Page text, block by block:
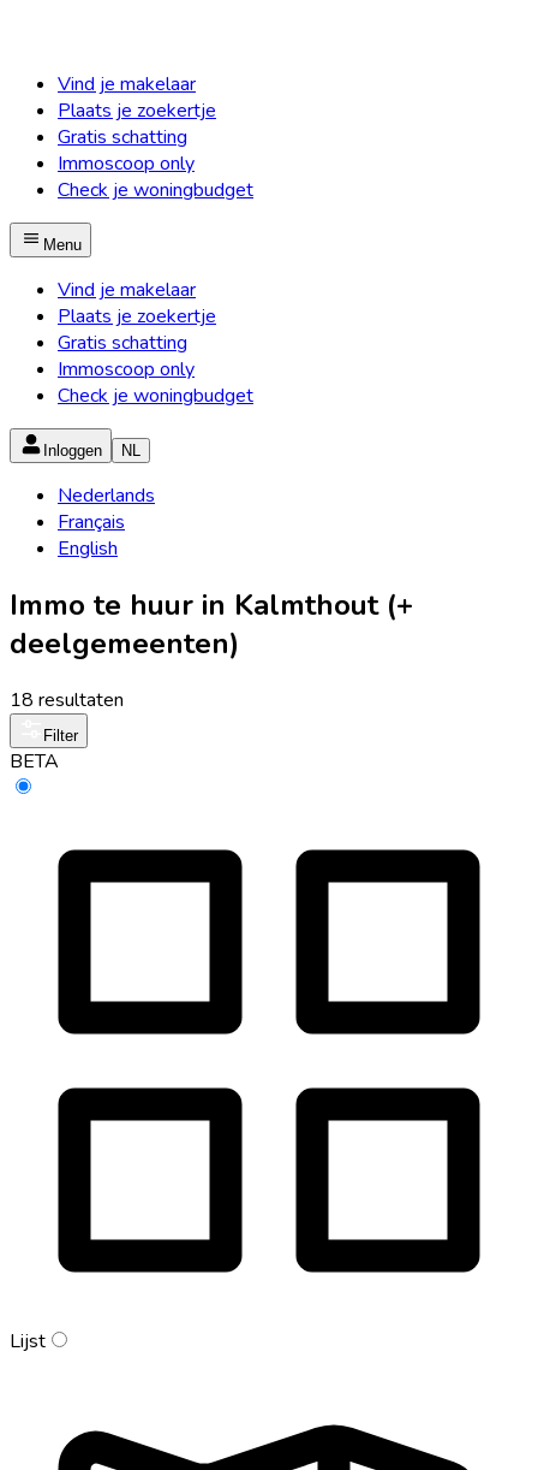
Vind je makelaar
Plaats je zoekertje
Gratis schatting
Immoscoop only
Check je woningbudget
Menu
Vind je makelaar
Plaats je zoekertje
Gratis schatting
Immoscoop only
Check je woningbudget
Inloggen NL
Nederlands
Français
English
Immo te huur in Kalmthout (+
deelgemeenten)
18 resultaten
Filter
BETA
Lijst